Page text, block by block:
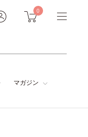
0
マガジン